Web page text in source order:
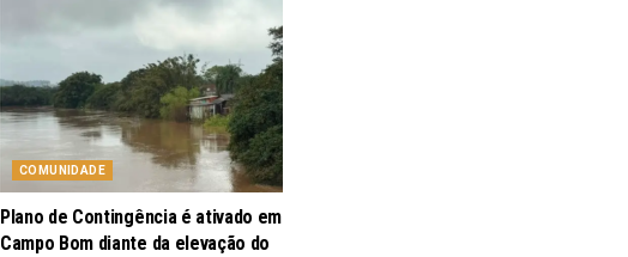
COMUNIDADE
Plano de Contingência é ativado em
Campo Bom diante da elevação do